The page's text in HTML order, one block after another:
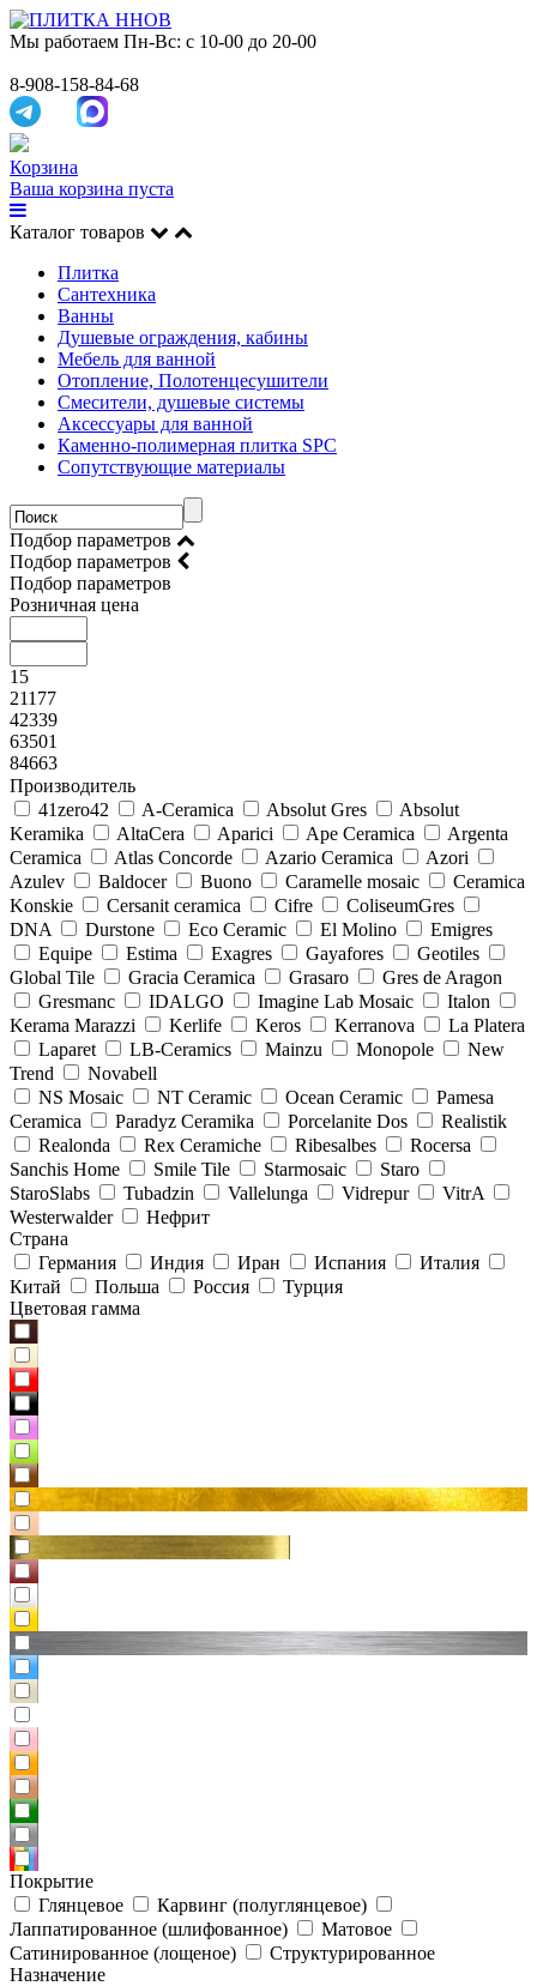
Мы работаем Пн-Вс: с 10-00 до 20-00
8-908-158-84-68
Корзина
Ваша корзина пуста
Каталог товаров
Плитка
Сантехника
Ванны
Душевые ограждения, кабины
Мебель для ванной
Отопление, Полотенцесушители
Смесители, душевые системы
Аксессуары для ванной
Каменно-полимерная плитка SPC
Сопутствующие материалы
Подбор параметров
Подбор параметров
Подбор параметров
Розничная цена
15
21177
42339
63501
84663
Производитель
41zero42
A-Ceramica Absolut Gres
Absolut
Keramika
AltaCera Aparici Ape Ceramica
Argenta
Ceramica
Atlas Concorde Azario Ceramica
Azori
Azulev
Baldocer Buono Caramelle mosaic
Ceramica
Konskie
Cersanit ceramica Cifre
ColiseumGres
DNA
Durstone Eco Ceramic El Molino
Emigres
Equipe
Estima Exagres Gayafores
Geotiles
Global Tile
Gracia Ceramica Grasaro
Gres de Aragon
Gresmanc
IDALGO Imagine Lab Mosaic
Italon
Kerama Marazzi
Kerlife Keros Kerranova
La Platera
Laparet
LB-Ceramics Mainzu Monopole
New
Trend
Novabell
NS Mosaic
NT Ceramic Ocean Ceramic
Pamesa
Ceramica
Paradyz Сeramika Porcelanite Dos
Realistik
Realonda
Rex Ceramiche Ribesalbes
Rocersa
Sanchis Home
Smile Tile Starmosaic
Staro
StaroSlabs
Tubadzin Vallelunga Vidrepur
VitrA
Westerwalder
Нефрит
Страна
Германия
Индия Иран Испания
Италия
Китай
Польша Россия
Турция
Цветовая гамма
Покрытие
Глянцевое
Карвинг (полуглянцевое)
Лаппатированное (шлифованное)
Матовое
Сатинированное (лощеное)
Структурированное
Назначение